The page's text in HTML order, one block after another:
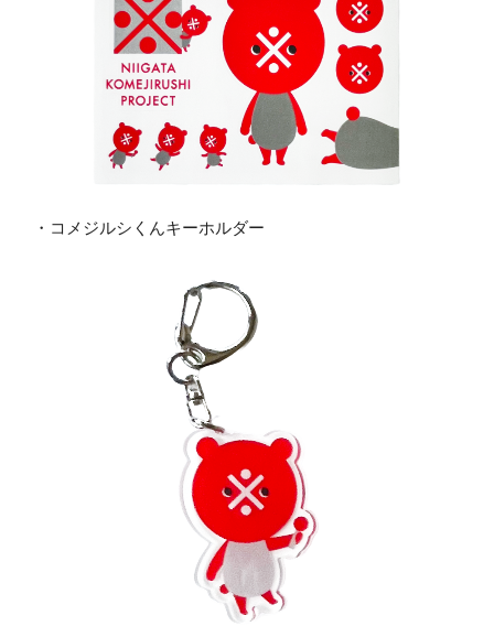
・コメジルシくんキーホルダー